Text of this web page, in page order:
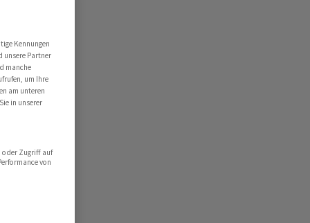
Kennungen
unsere Partner
manche
um Ihre
am unteren
in unserer
oder Zugriff auf
von